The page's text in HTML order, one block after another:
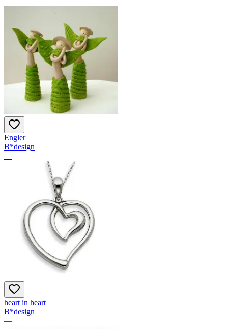
Engler
B*design
—
heart in heart
B*design
—